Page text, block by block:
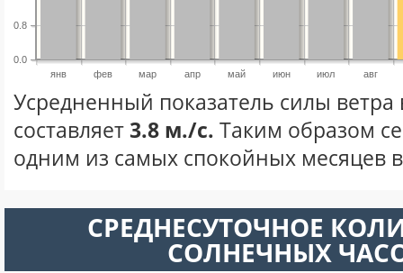
янв фев мар апр май июн июл авг
0.0
0.8
Усредненный показатель силы ветра
составляет3.8 м./с. Таким образом
одним из самых спокойных месяцев
СРЕДНЕСУТОЧНОЕ
СОЛНЕЧНЫХ